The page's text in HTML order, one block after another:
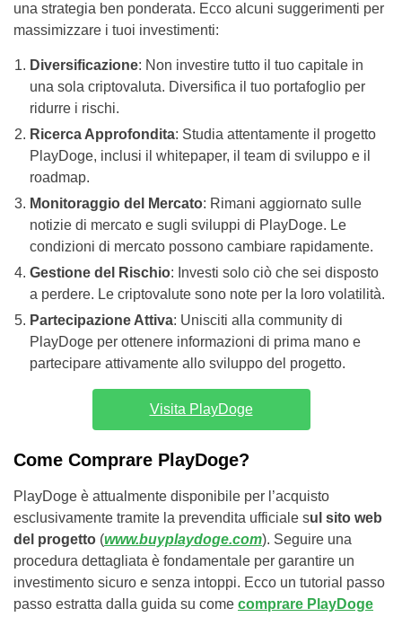
una strategia ben ponderata. Ecco alcuni suggerimenti per
massimizzare i tuoi investimenti:
Diversificazione: Non investire tutto il tuo capitale in
una sola criptovaluta. Diversifica il tuo portafoglio per
ridurre i rischi.
Ricerca Approfondita: Studia attentamente il progetto
PlayDoge, inclusi il whitepaper, il team di sviluppo e il
roadmap.
Monitoraggio del Mercato: Rimani aggiornato sulle
notizie di mercato e sugli sviluppi di PlayDoge. Le
condizioni di mercato possono cambiare rapidamente.
Gestione del Rischio: Investi solo ciò che sei disposto
a perdere. Le criptovalute sono note per la loro volatilità.
Partecipazione Attiva: Unisciti alla community di
PlayDoge per ottenere informazioni di prima mano e
partecipare attivamente allo sviluppo del progetto.
Visita PlayDoge
Come Comprare PlayDoge?
PlayDoge è attualmente disponibile per l’acquisto
esclusivamente tramite la prevendita ufficiale sul sito web
del progetto (www.buyplaydoge.com). Seguire una
procedura dettagliata è fondamentale per garantire un
investimento sicuro e senza intoppi. Ecco un tutorial passo
passo estratta dalla guida su come comprare PlayDoge